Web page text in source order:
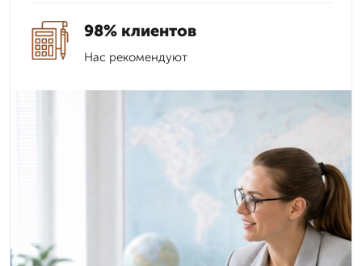
98% клиентов
Нас рекомендуют